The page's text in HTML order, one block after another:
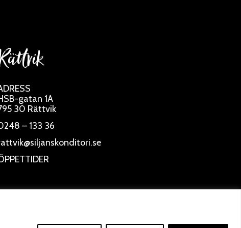
gatan 1A
30 Rättvik
– 133 36